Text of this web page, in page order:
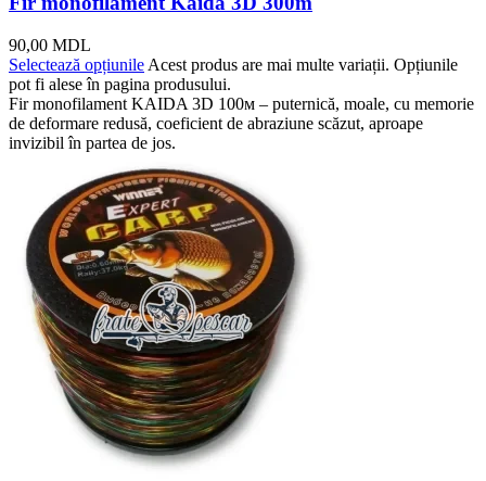
90,00 MDL
Selectează opțiunile Acest produs are mai multe variații. Opțiunile
pot fi alese în pagina produsului.
Fir monofilament KAIDA 3D 100м – puternică, moale, cu memorie
de deformare redusă, coeficient de abraziune scăzut, aproape
invizibil în partea de jos.